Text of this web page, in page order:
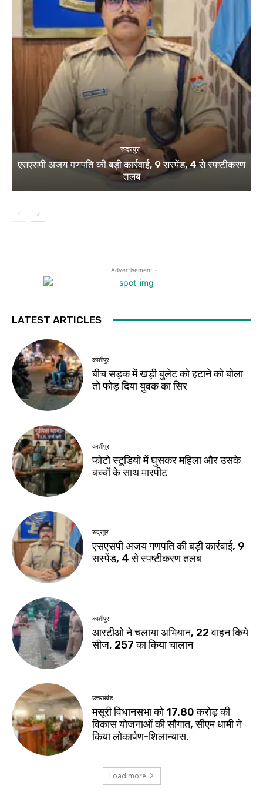
रुद्रपुर
एसएसपी अजय गणपति की बड़ी कार्रवाई, 9 सस्पेंड, 4 से स्पष्टीकरण
तलब
- Advertisement -
LATEST ARTICLES
काशीपुर
बीच सड़क में खड़ी बुलेट को हटाने को बोला
तो फोड़ दिया युवक का सिर
काशीपुर
फोटो स्टूडियो में घुसकर महिला और उसके
बच्चों के साथ मारपीट
रुद्रपुर
एसएसपी अजय गणपति की बड़ी कार्रवाई, 9
सस्पेंड, 4 से स्पष्टीकरण तलब
काशीपुर
आरटीओ ने चलाया अभियान, 22 वाहन किये
सीज, 257 का किया चालान
उत्तराखंड
मसूरी विधानसभा को 17.80 करोड़ की
विकास योजनाओं की सौगात, सीएम धामी ने
किया लोकार्पण-शिलान्यास.
Load more